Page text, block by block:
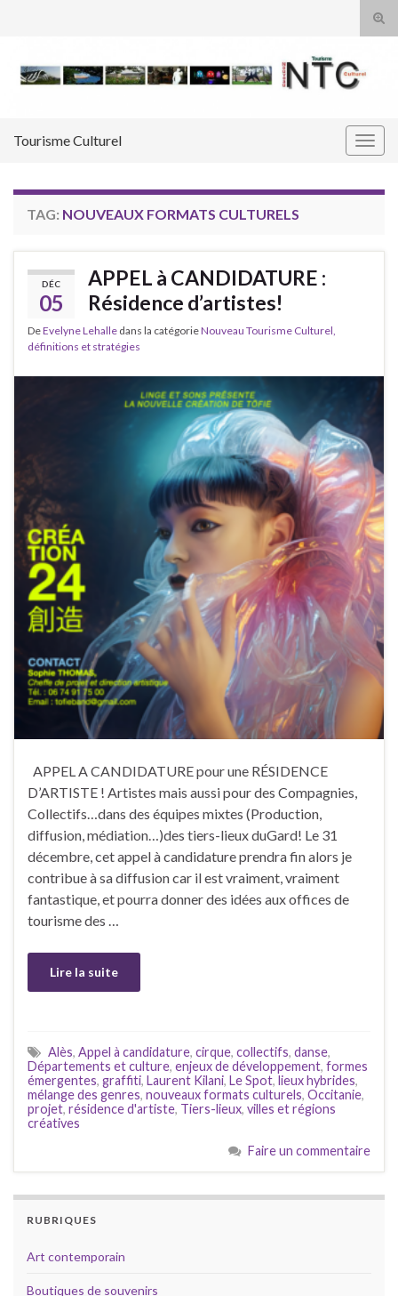
Tourisme Culturel
TAG: NOUVEAUX FORMATS CULTURELS
DÉC
05
APPEL à CANDIDATURE :
Résidence d’artistes!
DeEvelyne Lehalle dans la catégorieNouveau Tourisme Culturel,
définitions et stratégies
APPEL A CANDIDATURE pour une RÉSIDENCE
D’ARTISTE ! Artistes mais aussi pour des Compagnies,
Collectifs…dans des équipes mixtes (Production,
diffusion, médiation…)des tiers-lieux duGard! Le 31
décembre, cet appel à candidature prendra fin alors je
contribue à sa diffusion car il est vraiment, vraiment
fantastique, et pourra donner des idées aux offices de
tourisme des …
Lire la suite
Alès, Appel à candidature, cirque, collectifs, danse,
Départements et culture, enjeux de développement, formes
émergentes, graffiti, Laurent Kilani, Le Spot, lieux hybrides,
mélange des genres, nouveaux formats culturels, Occitanie,
projet, résidence d'artiste, Tiers-lieux, villes et régions
créatives
Faire un commentaire
RUBRIQUES
Art contemporain
Boutiques de souvenirs